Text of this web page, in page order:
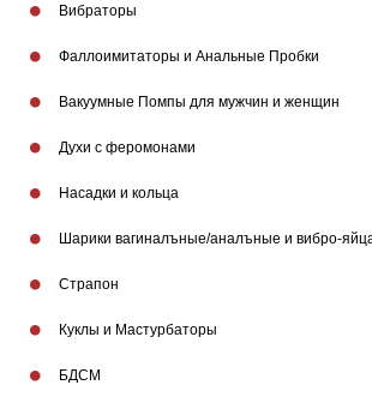
Вибраторы
Фаллоимитаторы и Анальные Пробки
Вакуумные Помпы для мужчин и женщин
Духи с феромонами
Насадки и кольца
Шарики вагиналъные/аналъные и вибро-
Страпон
Куклы и Мастурбаторы
БДСМ